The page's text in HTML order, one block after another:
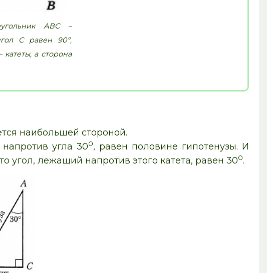
АВС –
С равен 90º,
а сторона
наибольшей стороной.
угла 300, равен половине гипотенузы. И
угол, лежащий напротив этого катета, равен 300.